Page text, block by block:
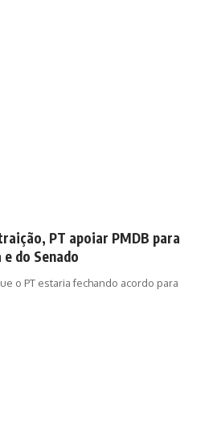
PT apoiar PMDB para
do Senado
o PT estaria fechando acordo para